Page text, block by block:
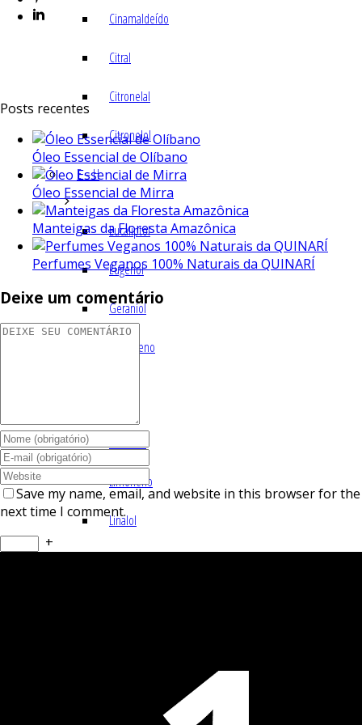
Cinamaldeído
Citral
Citronelal
Citronelol
E – H
Eucaliptol
Eugenol
Geraniol
Humuleno
Lemonal
Limoneno
Linalol
Posts recentes
Óleo Essencial de Olíbano
Óleo Essencial de Mirra
Manteigas da Floresta Amazônica
Perfumes Veganos 100% Naturais da QUINARÍ
Deixe um comentário
Save my name, email, and website in this browser for the
next time I comment.
+